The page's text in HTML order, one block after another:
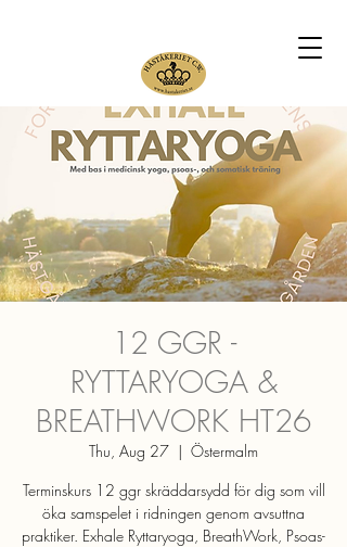
12 GGR -
RYTTARYOGA &
BREATHWORK HT26
Thu, Aug 27
  |
Östermalm
Terminskurs 12 ggr skräddarsydd för dig som vill
öka samspelet i ridningen genom avsuttna
praktiker. Exhale Ryttaryoga, BreathWork, Psoas-